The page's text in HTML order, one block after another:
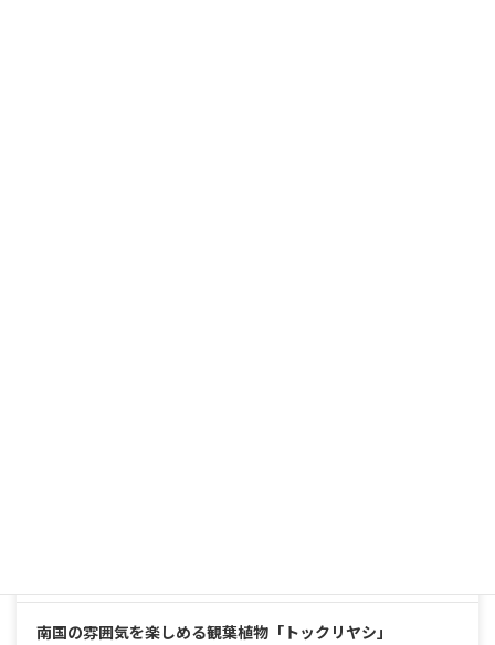
南国の雰囲気を楽しめる観葉植物「トックリヤシ」